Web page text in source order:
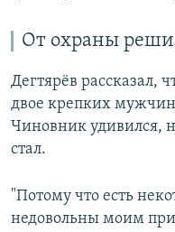
От охраны
Дегтярёв рассказал,
двое крепких мужчин
Чиновник удивился,
стал.
"Потому что есть
недовольны моим